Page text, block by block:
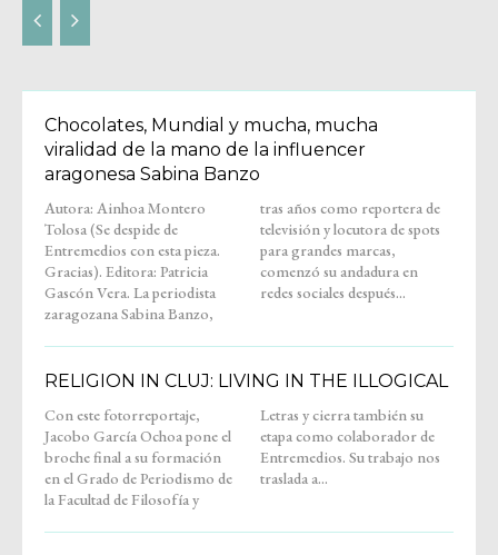
Chocolates, Mundial y mucha, mucha
viralidad de la mano de la influencer
aragonesa Sabina Banzo
Autora: Ainhoa Montero
Tolosa (Se despide de
Entremedios con esta pieza.
Gracias). Editora: Patricia
Gascón Vera. La periodista
zaragozana Sabina Banzo,
tras años como reportera de
televisión y locutora de spots
para grandes marcas,
comenzó su andadura en
redes sociales después...
RELIGION IN CLUJ: LIVING IN THE ILLOGICAL
Con este fotorreportaje,
Jacobo García Ochoa pone el
broche final a su formación
en el Grado de Periodismo de
la Facultad de Filosofía y
Letras y cierra también su
etapa como colaborador de
Entremedios. Su trabajo nos
traslada a...